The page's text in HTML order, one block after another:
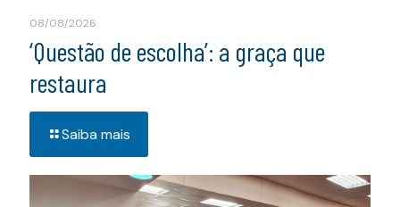
08/08/2026
‘Questão de escolha’: a graça que
restaura
Saiba mais